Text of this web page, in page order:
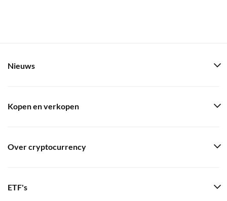
Nieuws
Kopen en verkopen
Over cryptocurrency
ETF's